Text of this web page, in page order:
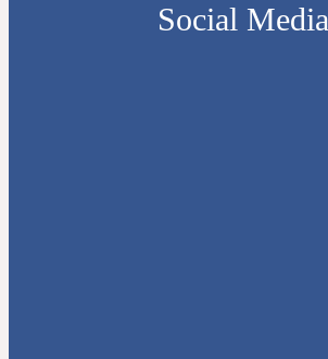
Social Media